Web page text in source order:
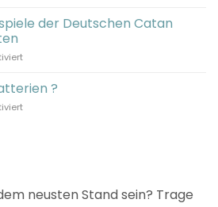
–
Das
für
Brettspiel
der Deutschen Catan
für
der
Deutschen
Catan
?
für
neusten Stand sein? Trage